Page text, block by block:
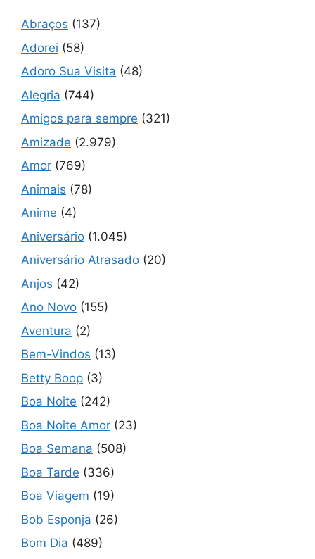
Abraços (137)
Adorei (58)
Adoro Sua Visita (48)
Alegria (744)
Amigos para sempre (321)
Amizade (2.979)
Amor (769)
Animais (78)
Anime (4)
Aniversário (1.045)
Aniversário Atrasado (20)
Anjos (42)
Ano Novo (155)
Aventura (2)
Bem-Vindos (13)
Betty Boop (3)
Boa Noite (242)
Boa Noite Amor (23)
Boa Semana (508)
Boa Tarde (336)
Boa Viagem (19)
Bob Esponja (26)
Bom Dia (489)